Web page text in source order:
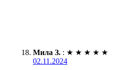
Мила З. : ★ ★ ★ ★ ★
02.11.2024